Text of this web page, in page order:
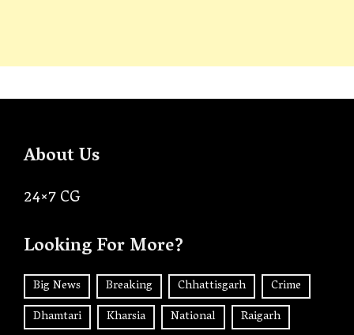
About Us
24×7 CG
Looking For More?
Big News Breaking Chhattisgarh
Crime
Dhamtari
Kharsia National
Raigarh